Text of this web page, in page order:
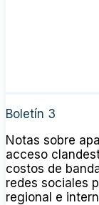
Boletín 3
Notas sobre
acceso
costos de
redes sociales
regional e